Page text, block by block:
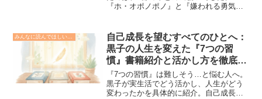
『ホ・オポノポノ』と『嫌われる勇気』
自己成長を望むすべてのひとへ：
黒子の人生を変えた『7つの習
慣』書籍紹介と活かし方を徹底解
説
『7つの習慣』は難しそう…と悩む人へ。
黒子が実生活でどう活かし、人生がどう
変わったかを具体的に紹介。自己成長し